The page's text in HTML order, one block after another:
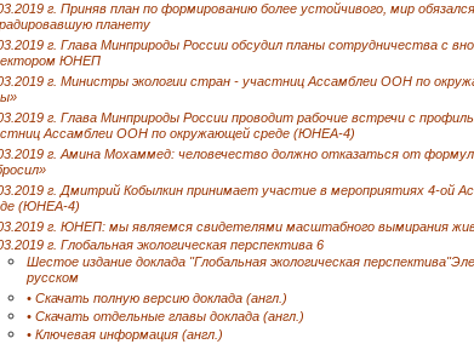
г. Приняв план по формированию более устойчивого, мир
планету
г. Глава Минприроды России обсудил планы сотрудничества с
ЮНЕП
г. Министры экологии стран - участниц Ассамблеи ООН по
г. Глава Минприроды России проводит рабочие встречи с
Ассамблеи ООН по окружающей среде (ЮНЕА-4)
г. Амина Мохаммед: человечество должно отказаться от
г. Дмитрий Кобылкин принимает участие в мероприятиях 4-ой
(ЮНЕА-4)
г. ЮНЕП: мы являемся свидетелями масштабного вымирания
г. Глобальная экологическая перспектива 6
Шестое издание доклада "Глобальная экологическая
русском
• Скачать полную версию доклада (англ.)
• Скачать отдельные главы доклада (англ.)
• Ключевая информация (англ.)